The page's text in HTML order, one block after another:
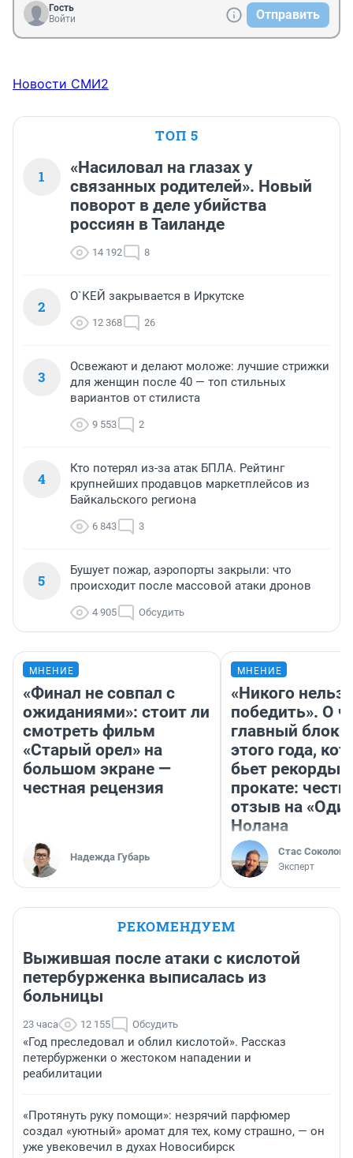
Гость
Войти
Отправить
Новости СМИ2
ТОП 5
1
«Насиловал на глазах у
связанных родителей». Новый
поворот в деле убийства
россиян в Таиланде
14 192 8
2
О`КЕЙ закрывается в Иркутске
12 368 26
3
Освежают и делают моложе: лучшие стрижки
для женщин после 40 — топ стильных
вариантов от стилиста
9 553 2
4
Кто потерял из-за атак БПЛА. Рейтинг
крупнейших продавцов маркетплейсов из
Байкальского региона
6 843 3
5
Бушует пожар, аэропорты закрыли: что
происходит после массовой атаки дронов
4 905 Обсудить
МНЕНИЕ
«Финал не совпал с
ожиданиями»: стоит ли
смотреть фильм
«Старый орел» на
большом экране —
честная рецензия
Надежда Губарь
МНЕНИЕ
«Никого нельзя
победить». О
главный
этого года,
бьет рекорды в
прокате:
отзыв на
Нолана
Стас Соколов
Эксперт
РЕКОМЕНДУЕМ
Выжившая после атаки с кислотой
петербурженка выписалась из
больницы
23 часа 12 155 Обсудить
«Год преследовал и облил кислотой». Рассказ
петербурженки о жестоком нападении и
реабилитации
«Протянуть руку помощи»: незрячий парфюмер
создал «уютный» аромат для тех, кому страшно, — он
уже увековечил в духах Новосибирск